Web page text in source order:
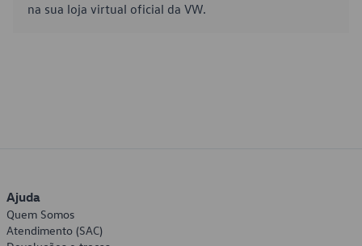
na sua loja virtual oficial da VW.
Ajuda
Quem Somos
Atendimento (SAC)